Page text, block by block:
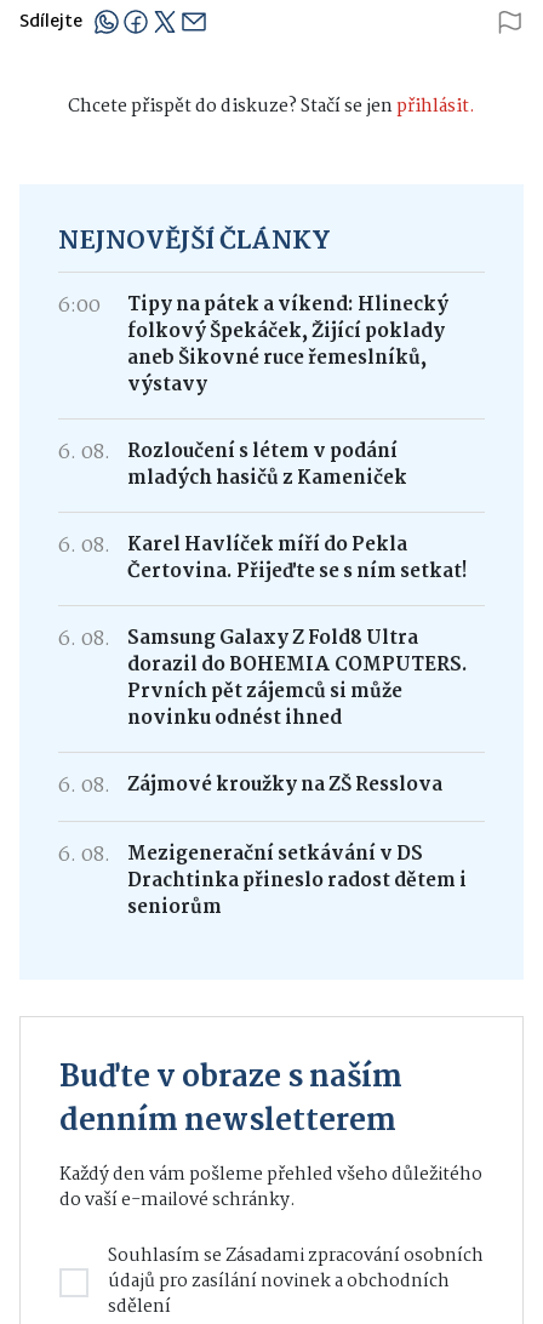
Sdílejte
Chcete přispět do diskuze? Stačí se jenpřihlásit.
NEJNOVĚJŠÍ ČLÁNKY
6:00
Tipy na pátek a víkend: Hlinecký
folkový Špekáček, Žijící poklady
aneb Šikovné ruce řemeslníků,
výstavy
6. 08.
Rozloučení s létem v podání
mladých hasičů z Kameniček
6. 08.
Karel Havlíček míří do Pekla
Čertovina. Přijeďte se s ním setkat!
6. 08.
Samsung Galaxy Z Fold8 Ultra
dorazil do BOHEMIA COMPUTERS.
Prvních pět zájemců si může
novinku odnést ihned
6. 08. Zájmové kroužky na ZŠ Resslova
6. 08.
Mezigenerační setkávání v DS
Drachtinka přineslo radost dětem i
seniorům
Buďte v obraze s naším
denním newsletterem
Každý den vám pošleme přehled všeho důležitého
do vaší e-mailové schránky.
Souhlasím seZásadami zpracování osobních
údajůpro zasílání novinek a obchodních
sdělení